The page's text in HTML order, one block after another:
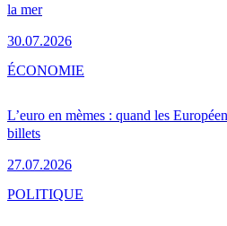
la mer
30.07.2026
L’euro en mèmes : quand les
billets
27.07.2026
ÉCONOMIE
POLITIQUE